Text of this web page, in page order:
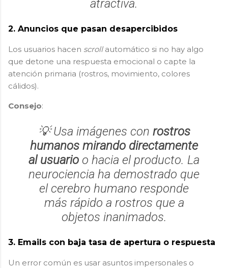
atractiva.
2. Anuncios que pasan desapercibidos
Los usuarios hacen scrollautomático si no hay algo
que detone una respuesta emocional o capte la
atención primaria (rostros, movimiento, colores
cálidos).
Consejo:
💡 Usa imágenes con rostros
humanos mirando directamente
al usuario o hacia el producto. La
neurociencia ha demostrado que
el cerebro humano responde
más rápido a rostros que a
objetos inanimados.
3. Emails con baja tasa de apertura o respuesta
Un error común es usar asuntos impersonales o